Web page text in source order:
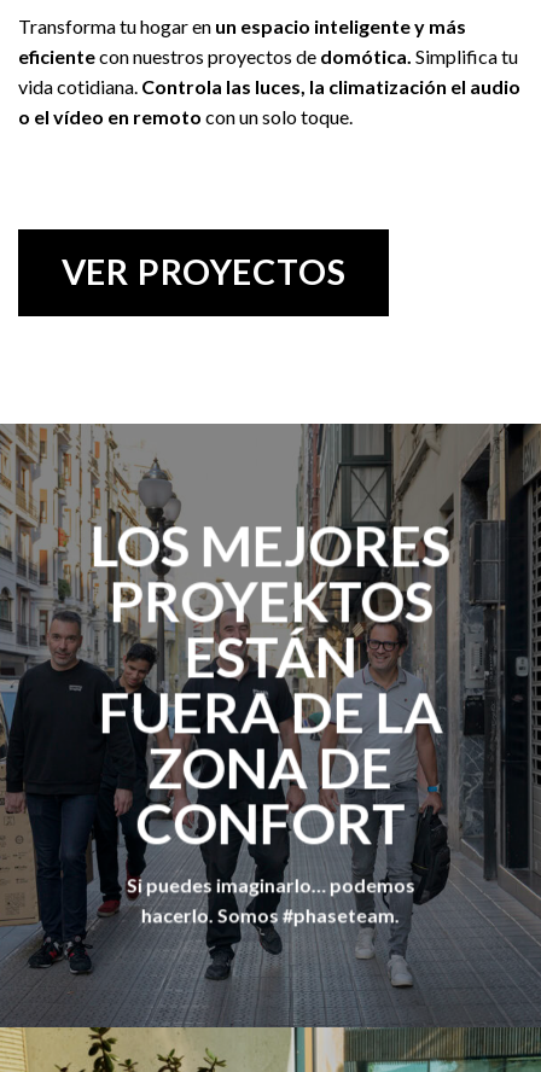
Transforma tu hogar en un espacio inteligente y más
eficientecon nuestros proyectos de domótica. Simplifica tu
vida cotidiana. Controla las luces, la climatización el audio
o el vídeo en remoto con un solo toque.
VER PROYECTOS
LOS MEJORES
PROYEKTOS
ESTÁN
FUERA DE LA
ZONA DE
CONFORT
Si puedes imaginarlo… podemos
hacerlo. Somos #phaseteam.